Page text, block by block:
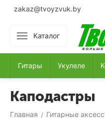
zakaz@tvoyzvuk.by
Каталог
Гитары Укулеле
Каподастры
Главная / Гитарные